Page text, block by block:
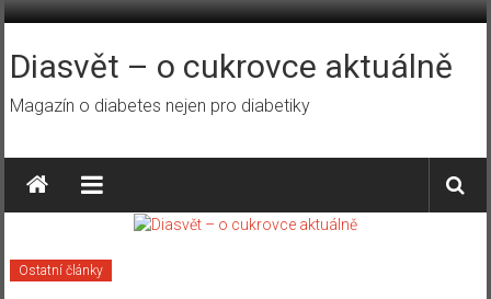
Přeskočit
obsah
Diasvět – o cukrovce aktuálně
Magazín o diabetes nejen pro diabetiky
Ostatní články